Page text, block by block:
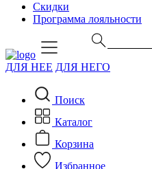
Скидки
Программа лояльности
ДЛЯ НЕЕ ДЛЯ НЕГО
Поиск
Каталог
Корзина
Избранное